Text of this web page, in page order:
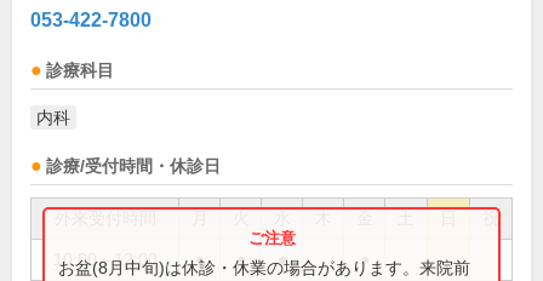
053-422-7800
診療科目
内科
診療/受付時間・休診日
祝
10:00～12:00 ● ● ● ●
お盆(8月中旬)は休診・休業の場合があります。来院前